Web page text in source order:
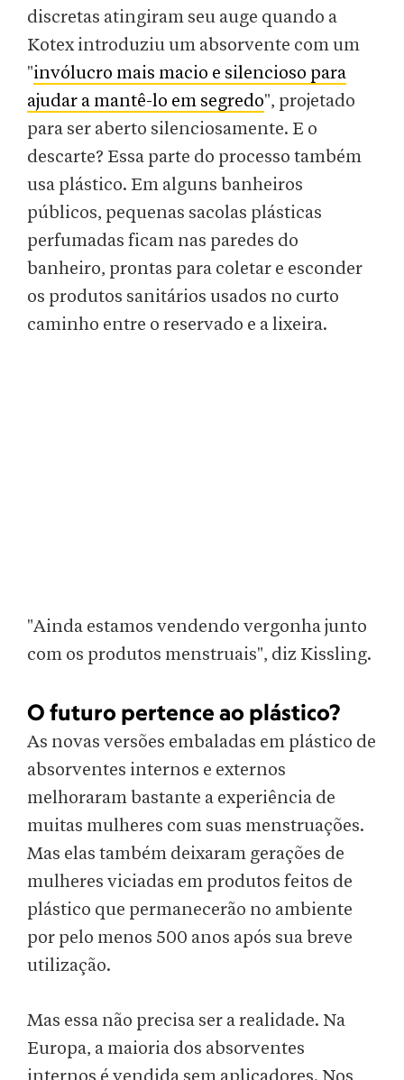
discretas atingiram seu auge quando a
Kotex introduziu um absorvente com um
"invólucro mais macio e silencioso para
ajudar a mantê-lo em segredo", projetado
para ser aberto silenciosamente. E o
descarte? Essa parte do processo também
usa plástico. Em alguns banheiros
públicos, pequenas sacolas plásticas
perfumadas ficam nas paredes do
banheiro, prontas para coletar e esconder
os produtos sanitários usados no curto
caminho entre o reservado e a lixeira.
"Ainda estamos vendendo vergonha junto
com os produtos menstruais", diz Kissling.
O futuro pertence ao plástico?
As novas versões embaladas em plástico de
absorventes internos e externos
melhoraram bastante a experiência de
muitas mulheres com suas menstruações.
Mas elas também deixaram gerações de
mulheres viciadas em produtos feitos de
plástico que permanecerão no ambiente
por pelo menos 500 anos após sua breve
utilização.
Mas essa não precisa ser a realidade. Na
Europa, a maioria dos absorventes